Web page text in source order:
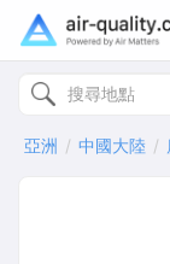
亞洲 中國大陸